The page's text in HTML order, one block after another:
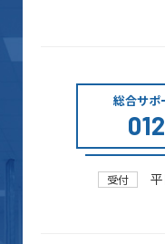
総合サポ
受付 平